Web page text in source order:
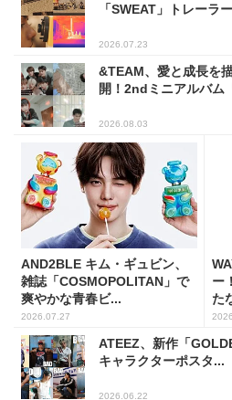
「SWEAT」トレーラ
2026.07.23
&TEAM、愛と成長を
開！2ndミニアルバム
2026.08.03
AND2BLE キム・ギュビン、
雑誌「COSMOPOLITAN」で
爽やかな青春ビ...
2026.07.27
ー
た
ATEEZ、新作「
キャラクターポスタ...
2026.06.22